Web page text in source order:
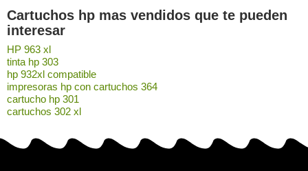
Cartuchos hp mas vendidos que te pueden
interesar
HP 963 xl
tinta hp 303
hp 932xl compatible
impresoras hp con cartuchos 364
cartucho hp 301
cartuchos 302 xl